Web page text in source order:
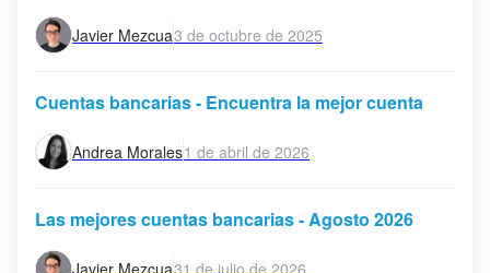
Javier Mezcua3 de octubre de 2025
Cuentas bancarias - Encuentra la mejor cuenta
Andrea Morales1 de abril de 2026
Las mejores cuentas bancarias - Agosto 2026
Javier Mezcua31 de julio de 2026